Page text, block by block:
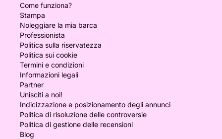
Come funziona?
Stampa
Noleggiare la mia barca
Professionista
Politica sulla riservatezza
Politica sui cookie
Termini e condizioni
Informazioni legali
Partner
Unisciti a noi!
Indicizzazione e posizionamento degli annunci
Politica di risoluzione delle controversie
Politica di gestione delle recensioni
Blog